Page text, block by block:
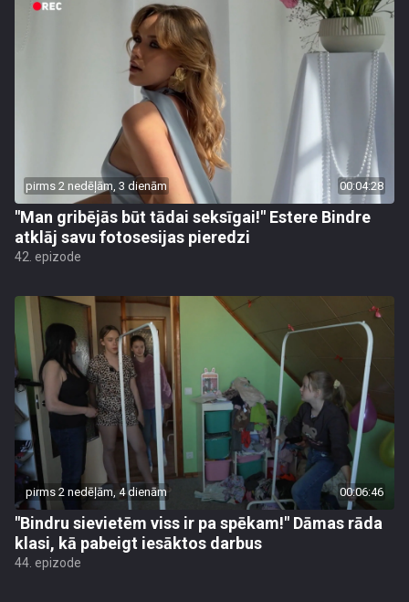
pirms 2 nedēļām, 3 dienām 00:04:28
"Man gribējās būt tādai seksīgai!" Estere Bindre
atklāj savu fotosesijas pieredzi
42. epizode
pirms 2 nedēļām, 4 dienām 00:06:46
"Bindru sievietēm viss ir pa spēkam!" Dāmas rāda
klasi, kā pabeigt iesāktos darbus
44. epizode